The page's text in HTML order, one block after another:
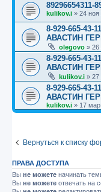
89296654311-
kulikov.i » 24 ноя
8-929-665-
АВАСТИН
olegovo » 26
8-929-665-
АВАСТИН
kulikov.i » 27
8-929-665-
АВАСТИН
kulikov.i » 17
Вернуться к списку
ПРАВА ДОСТУПА
Вы не можете начинать
Вы не можете отвечать на